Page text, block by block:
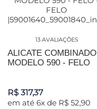
13 AVALIAÇÕES
ALICATE COMBINADO
MODELO 590 - FELO
R$ 317,37
em até 6x de R$ 52,90